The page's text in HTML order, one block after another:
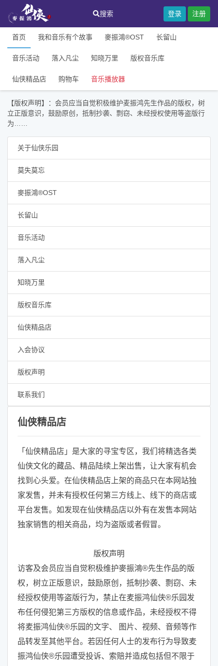
搜索 登录 注册
首页 我和音乐有个故事 麥振鴻®OST 长留山
音乐活动 落入凡尘 知晓万里 版权音乐库
仙侠精品店 购物车 音乐播放器
【版权声明】：会员应当自觉积极维护麦振鸿先生作品的版权，树
立正版意识，鼓励原创，抵制抄袭、剽窃、未经授权使用等盗版行
为……
关于仙侠乐园
莫失莫忘
麥振鴻®OST
长留山
音乐活动
落入凡尘
知晓万里
版权音乐库
仙侠精品店
入会协议
版权声明
联系我们
仙侠精品店
「仙侠精品店」是大家的寻宝专区，我们将精选各类
仙侠文化的藏品、精品陆续上架出售，让大家有机会
找到心头爱。在仙侠精品店上架的商品只在本网站独
家发售，并未有授权任何第三方线上、线下的商店或
平台发售。如发现在仙侠精品店以外有在发售本网站
独家销售的相关商品，均为盗版或者假冒。
版权声明
访客及会员应当自觉积极维护麥振鴻®先生作品的版
权，树立正版意识，鼓励原创，抵制抄袭、剽窃、未
经授权使用等盗版行为，禁止在麦振鸿仙侠®乐园发
布任何侵犯第三方版权的信息或作品，未经授权不得
将麦振鸿仙侠®乐园的文字、 图片、视频、音频等作
品转发至其他平台。若因任何人士的发布行为导致麦
振鸿仙侠®乐园遭受投诉、索赔并造成包括但不限于